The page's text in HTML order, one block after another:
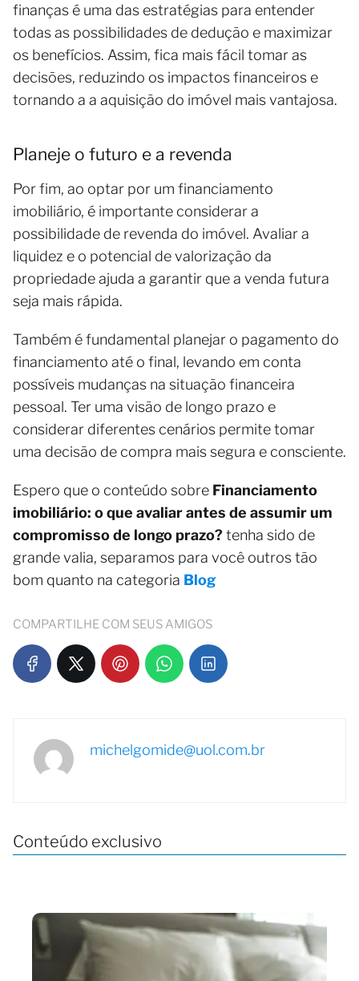
finanças é uma das estratégias para entender
todas as possibilidades de dedução e maximizar
os benefícios. Assim, fica mais fácil tomar as
decisões, reduzindo os impactos financeiros e
tornando a a aquisição do imóvel mais vantajosa.
Planeje o futuro e a revenda
Por fim, ao optar por um financiamento
imobiliário, é importante considerar a
possibilidade de revenda do imóvel. Avaliar a
liquidez e o potencial de valorização da
propriedade ajuda a garantir que a venda futura
seja mais rápida.
Também é fundamental planejar o pagamento do
financiamento até o final, levando em conta
possíveis mudanças na situação financeira
pessoal. Ter uma visão de longo prazo e
considerar diferentes cenários permite tomar
uma decisão de compra mais segura e consciente.
Espero que o conteúdo sobre Financiamento
imobiliário: o que avaliar antes de assumir um
compromisso de longo prazo?tenha sido de
grande valia, separamos para você outros tão
bom quanto na categoria Blog
COMPARTILHE COM SEUS AMIGOS
michelgomide@uol.com.br
Conteúdo exclusivo